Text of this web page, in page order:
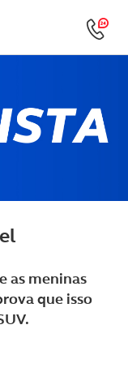
as meninas
que isso